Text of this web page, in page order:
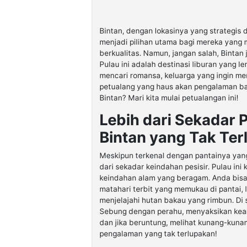
Bintan, dengan lokasinya yang strategis
menjadi pilihan utama bagi mereka yang
berkualitas. Namun, jangan salah,
Pulau ini adalah destinasi liburan yang
mencari romansa, keluarga yang ingin
petualang yang haus akan pengalaman
Bintan? Mari kita mulai petualangan ini!
Lebih dari Sekadar
Bintan yang Tak
Meskipun terkenal dengan pantainya
dari sekadar keindahan pesisir. Pulau ini
keindahan alam yang beragam. Anda
matahari terbit yang memukau di pantai,
menjelajahi hutan bakau yang rimbun. Di
Sebung dengan perahu, menyaksikan
dan jika beruntung, melihat kunang-
pengalaman yang tak terlupakan!